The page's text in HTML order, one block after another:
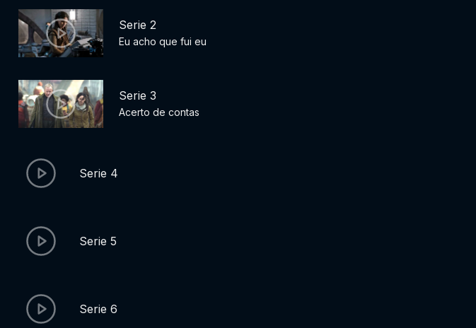
Serie 2
Eu acho que fui eu
Serie 3
Acerto de contas
Serie 4
Serie 5
Serie 6